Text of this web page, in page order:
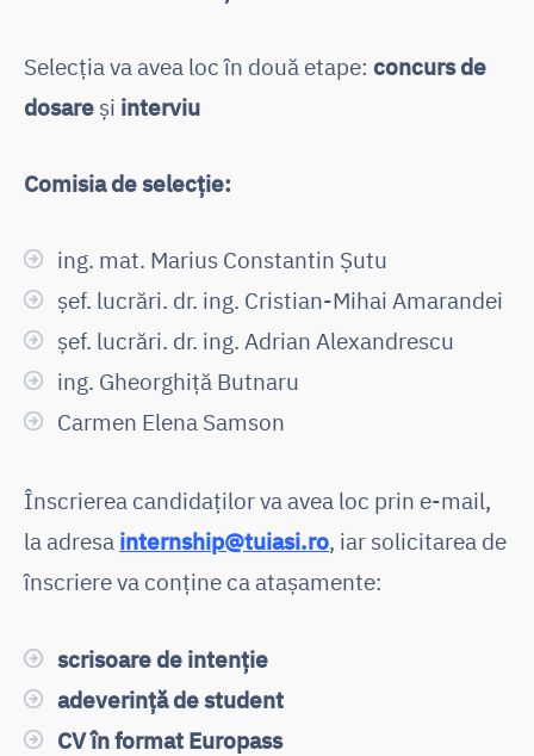
Selecția va avea loc în două etape: concurs de
dosare și interviu
Comisia de selecție:
ing. mat. Marius Constantin Șutu
șef. lucrări. dr. ing. Cristian-Mihai Amarandei
șef. lucrări. dr. ing. Adrian Alexandrescu
ing. Gheorghiță Butnaru
Carmen Elena Samson
Înscrierea candidaților va avea loc prin e-mail,
la adresa internship@tuiasi.ro, iar solicitarea de
înscriere va conține ca atașamente:
scrisoare de intenție
adeverință de student
CV în format Europass